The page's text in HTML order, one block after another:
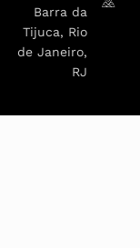
Barra da
Tijuca, Rio
de Janeiro,
RJ